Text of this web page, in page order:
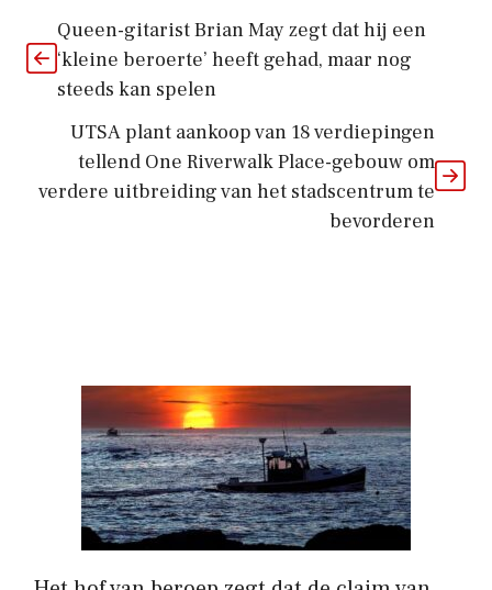
Queen-gitarist Brian May zegt dat hij een
‘kleine beroerte’ heeft gehad, maar nog
steeds kan spelen
UTSA plant aankoop van 18 verdiepingen
tellend One Riverwalk Place-gebouw om
verdere uitbreiding van het stadscentrum te
bevorderen